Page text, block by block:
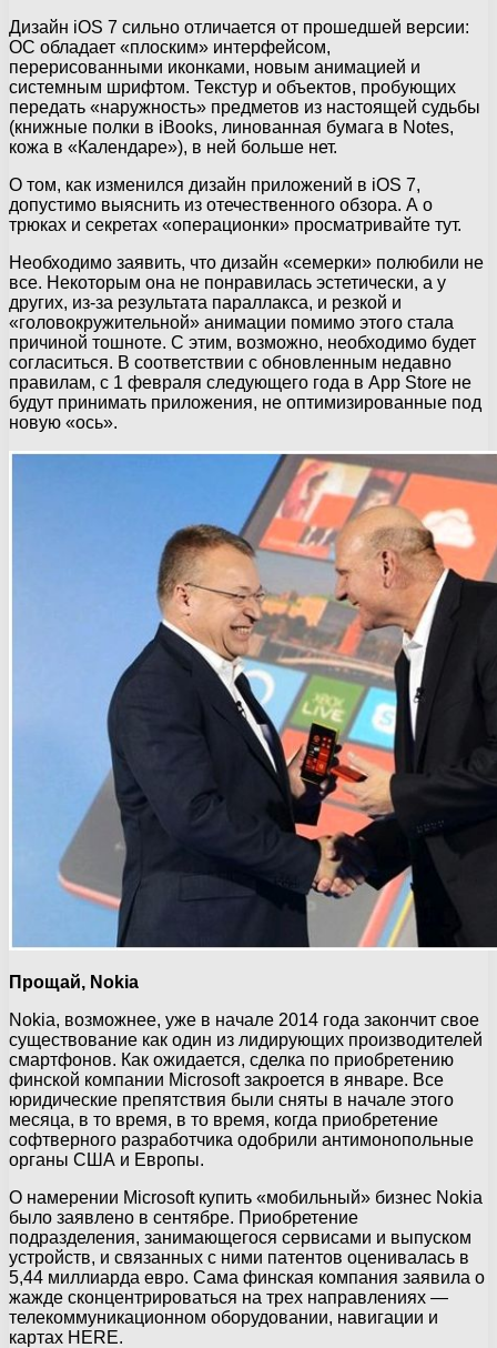
Дизайн iOS 7 сильно отличается от прошедшей версии:
ОС обладает «плоским» интерфейсом,
перерисованными иконками, новым анимацией и
системным шрифтом. Текстур и объектов, пробующих
передать «наружность» предметов из настоящей судьбы
(книжные полки в iBooks, линованная бумага в Notes,
кожа в «Календаре»), в ней больше нет.
О том, как изменился дизайн приложений в iOS 7,
допустимо выяснить из отечественного обзора. А о
трюках и секретах «операционки» просматривайте тут.
Необходимо заявить, что дизайн «семерки» полюбили не
все. Некоторым она не понравилась эстетически, а у
других, из-за результата параллакса, и резкой и
«головокружительной» анимации помимо этого стала
причиной тошноте. С этим, возможно, необходимо будет
согласиться. В соответствии с обновленным недавно
правилам, с 1 февраля следующего года в App Store не
будут принимать приложения, не оптимизированные под
новую «ось».
Прощай, Nokia
Nokia, возможнее, уже в начале 2014 года закончит свое
существование как один из лидирующих производителей
смартфонов. Как ожидается, сделка по приобретению
финской компании Microsoft закроется в январе. Все
юридические препятствия были сняты в начале этого
месяца, в то время, в то время, когда приобретение
софтверного разработчика одобрили антимонопольные
органы США и Европы.
О намерении Microsoft купить «мобильный» бизнес Nokia
было заявлено в сентябре. Приобретение
подразделения, занимающегося сервисами и выпуском
устройств, и связанных с ними патентов оценивалась в
5,44 миллиарда евро. Сама финская компания заявила о
жажде сконцентрироваться на трех направлениях —
телекоммуникационном оборудовании, навигации и
картах HERE.